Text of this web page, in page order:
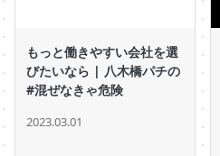
もっと働きやすい会社を選
びたいなら | 八木橋パチの
#混ぜなきゃ危険
2023.03.01